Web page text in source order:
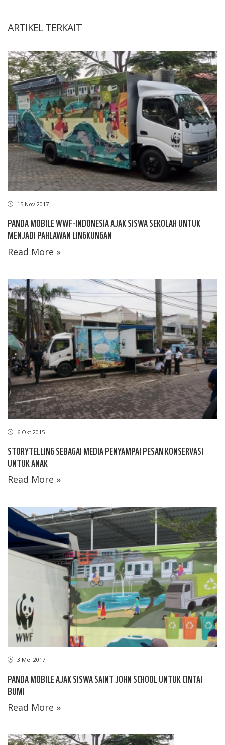
ARTIKEL TERKAIT
15 Nov 2017
PANDA MOBILE WWF-INDONESIA AJAK SISWA SEKOLAH UNTUK
MENJADI PAHLAWAN LINGKUNGAN
Read More »
6 Okt 2015
STORYTELLING SEBAGAI MEDIA PENYAMPAI PESAN KONSERVASI
UNTUK ANAK
Read More »
3 Mei 2017
PANDA MOBILE AJAK SISWA SAINT JOHN SCHOOL UNTUK CINTAI
BUMI
Read More »